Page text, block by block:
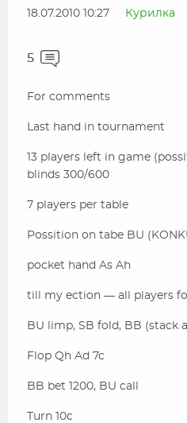
18.07.2010 10:27 Курилка
5
For comments
Last hand in tournament
13 players left in game
blinds 300/600
7 players per table
Possition on tabe BU
pocket hand As Ah
till my ection — all players
BU limp, SB fold, BB (stack
Flop Qh Ad 7c
BB bet 1200, BU call
Turn 10c